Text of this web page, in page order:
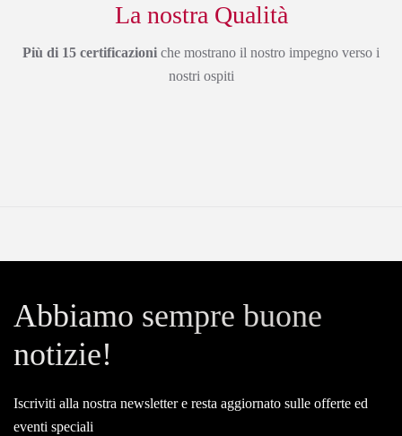
La nostra Qualità
Più di 15 certificazioni che mostrano il nostro impegno verso i
nostri ospiti
Abbiamo sempre buone
notizie!
Iscriviti alla nostra newsletter e resta aggiornato sulle offerte ed
eventi speciali